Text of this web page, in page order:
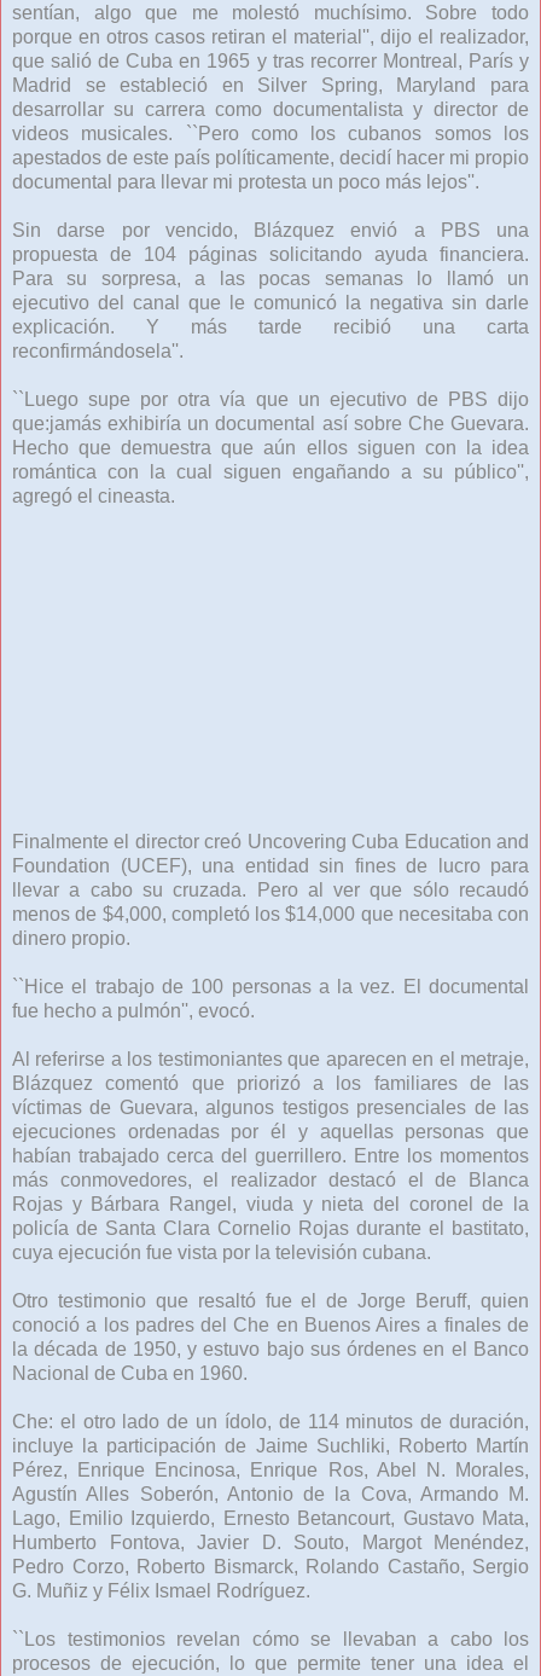
sentían, algo que me molestó muchísimo. Sobre todo
porque en otros casos retiran el material'', dijo el realizador,
que salió de Cuba en 1965 y tras recorrer Montreal, París y
Madrid se estableció en Silver Spring, Maryland para
desarrollar su carrera como documentalista y director de
videos musicales. ``Pero como los cubanos somos los
apestados de este país políticamente, decidí hacer mi propio
documental para llevar mi protesta un poco más lejos''.
Sin darse por vencido, Blázquez envió a PBS una
propuesta de 104 páginas solicitando ayuda financiera.
Para su sorpresa, a las pocas semanas lo llamó un
ejecutivo del canal que le comunicó la negativa sin darle
explicación. Y más tarde recibió una carta
reconfirmándosela''.
``Luego supe por otra vía que un ejecutivo de PBS dijo
que:jamás exhibiría un documental así sobre Che Guevara.
Hecho que demuestra que aún ellos siguen con la idea
romántica con la cual siguen engañando a su público'',
agregó el cineasta.
Finalmente el director creó Uncovering Cuba Education and
Foundation (UCEF), una entidad sin fines de lucro para
llevar a cabo su cruzada. Pero al ver que sólo recaudó
menos de $4,000, completó los $14,000 que necesitaba con
dinero propio.
``Hice el trabajo de 100 personas a la vez. El documental
fue hecho a pulmón'', evocó.
Al referirse a los testimoniantes que aparecen en el metraje,
Blázquez comentó que priorizó a los familiares de las
víctimas de Guevara, algunos testigos presenciales de las
ejecuciones ordenadas por él y aquellas personas que
habían trabajado cerca del guerrillero. Entre los momentos
más conmovedores, el realizador destacó el de Blanca
Rojas y Bárbara Rangel, viuda y nieta del coronel de la
policía de Santa Clara Cornelio Rojas durante el bastitato,
cuya ejecución fue vista por la televisión cubana.
Otro testimonio que resaltó fue el de Jorge Beruff, quien
conoció a los padres del Che en Buenos Aires a finales de
la década de 1950, y estuvo bajo sus órdenes en el Banco
Nacional de Cuba en 1960.
Che: el otro lado de un ídolo, de 114 minutos de duración,
incluye la participación de Jaime Suchliki, Roberto Martín
Pérez, Enrique Encinosa, Enrique Ros, Abel N. Morales,
Agustín Alles Soberón, Antonio de la Cova, Armando M.
Lago, Emilio Izquierdo, Ernesto Betancourt, Gustavo Mata,
Humberto Fontova, Javier D. Souto, Margot Menéndez,
Pedro Corzo, Roberto Bismarck, Rolando Castaño, Sergio
G. Muñiz y Félix Ismael Rodríguez.
``Los testimonios revelan cómo se llevaban a cabo los
procesos de ejecución, lo que permite tener una idea el